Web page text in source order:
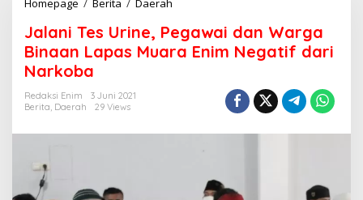
Homepage / Berita / Daerah
l
a
n
U
Jalani Tes Urine, Pegawai dan Warga
Binaan Lapas Muara Enim Negatif dari
Narkoba
Redaksi Enim
3 Juni 2021
Berita, Daerah 29 Views